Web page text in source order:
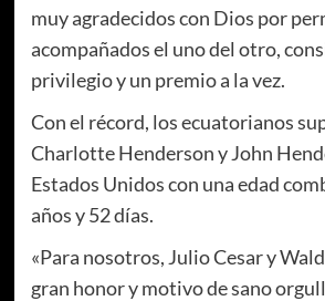
muy agradecidos con Dios por
acompañados el uno del otro,
privilegio y un premio a la vez.
Con el récord, los ecuatorianos
Charlotte Henderson y John
Estados Unidos con una edad
años y 52 días.
«Para nosotros, Julio Cesar y
gran honor y motivo de sano